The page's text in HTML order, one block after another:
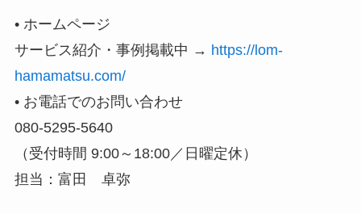
• ホームページ
サービス紹介・事例掲載中 → https://lom-
hamamatsu.com/
• お電話でのお問い合わせ
080-5295-5640
（受付時間 9:00～18:00／日曜定休）
担当：富田 卓弥